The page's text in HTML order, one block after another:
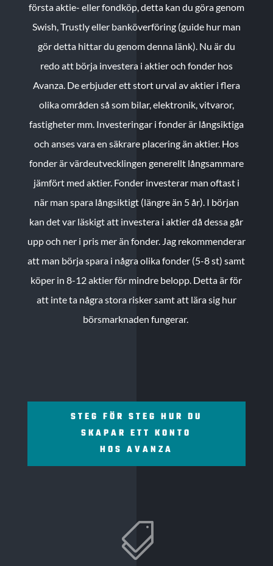
första aktie- eller fondköp, detta kan du göra genom
Swish, Trustly eller banköverföring (guide hur man
gör detta hittar du genom denna länk). Nu är du
redo att börja investera i aktier och fonder hos
Avanza. De erbjuder ett stort urval av aktier i flera
olika områden så som bilar, elektronik, vitvaror,
fastigheter mm. Investeringar i fonder är långsiktiga
och anses vara en säkrare placering än aktier. Hos
fonder är värdeutvecklingen generellt långsammare
jämfört med aktier. Fonder investerar man oftast i
när man spara långsiktigt (längre än 5 år). I början
kan det var läskigt att investera i aktier då dessa går
upp och ner i pris mer än fonder. Jag rekommenderar
att man börja spara i några olika fonder (5-8 st) samt
köper in 8-12 aktier för mindre belopp. Detta är för
att inte ta några stora risker samt att lära sig hur
börsmarknaden fungerar.
STEG FÖR STEG HUR DU
SKAPAR ETT KONTO
HOS AVANZA
